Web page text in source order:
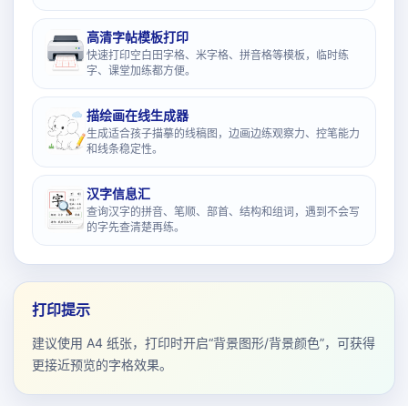
高清字帖模板打印
快速打印空白田字格、米字格、拼音格等模板，临时练
字、课堂加练都方便。
描绘画在线生成器
生成适合孩子描摹的线稿图，边画边练观察力、控笔能力
和线条稳定性。
汉字信息汇
查询汉字的拼音、笔顺、部首、结构和组词，遇到不会写
的字先查清楚再练。
打印提示
建议使用 A4 纸张，打印时开启“背景图形/背景颜色”，可获得
更接近预览的字格效果。